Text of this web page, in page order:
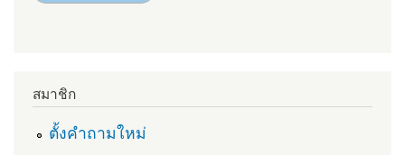
สมาชิก
ตั้งคำถามใหม่